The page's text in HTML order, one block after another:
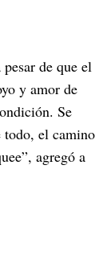
de que el
y amor de
Se
todo, el camino
agregó a